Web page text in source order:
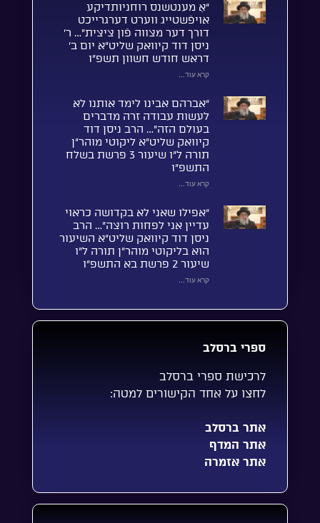
“אַ מענטשנס רוחניותדיקע
אויפֿשטייג ווערט דערגרייכט
דורך דער מצווה פֿון ציצית”… ר’
ניסן דוד קיוואק שליט”א יום ב’
דראש חודש חשוון תשפ”ו
קרא עוד...
“אברהם אבינו לימד אותנו לא
לעשות עבודה זרה מדברים
בעולם הזה”… הרב ניסן דוד
קיוואק שליט”א ליקוטי מוהר”ן
תורה ל”ו שיעור 3 פרשת בשלח
התשפ”ו
קרא עוד...
“אפילו שאני לא בקדושה כראוי
עדיין אני לפחות רוצה”… הרב
ניסן דוד קיוואק שליט”א השיעור
הוא בליקוטי מוהר”ן תורה ל”ו
שיעור 2 פרשת בא התשפ”ו
קרא עוד...
ספרי ברסלב
לרכישת ספרי ברסלב
לחצו על אחד הקישורים למטה:
אתר ברסלב
אתר המדף
אתר אזמרה